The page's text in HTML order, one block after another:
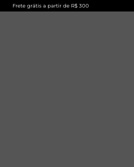
Frete grátis a partir de R$ 300